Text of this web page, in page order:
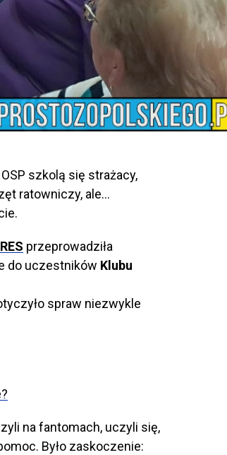
szkolą się strażacy,
ratowniczy, ale…
przeprowadziła
do uczestników Klubu
spraw niezwykle
na fantomach, uczyli się,
Było zaskoczenie: